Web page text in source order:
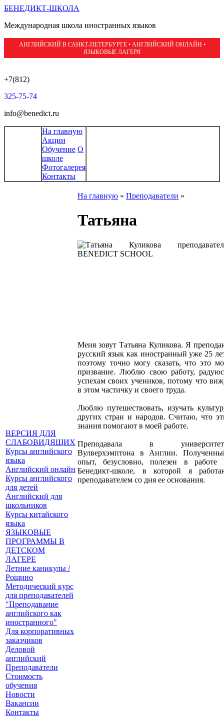
БЕНЕДИКТ-ШКОЛА
Международная школа иностранных языков
АНГЛИЙСКИЙ В САНКТ-ПЕТЕРБУРГЕ • АНГЛИЙСКИЙ ОНЛАЙН •
ЯЗЫКОВЫЕ ЛАГЕРЯ
+7(812)
325-75-74
info@benedict.ru
На главную
Акции
Обучение О
школе
Фотогалерея
Контакты
ВЕРСИЯ ДЛЯ
СЛАБОВИДЯЩИХ
Курсы английского
языка
Английский онлайн
Курсы английского
для детей
Английский для
школьников
Курсы китайского
языка
ЯЗЫКОВЫЕ
ПРОГРАММЫ В
ДЕТСКОМ
ЛАГЕРЕ
Летние каникулы /
Рощино
Методический курс
для преподавателей
"Преподавание
английского как
иностранного"
Для корпоративных
заказчиков
Деловой
английский
Преподаватели
Стоимость
обучения
Новости
Вакансии
Контакты
На главную » Преподаватели »
Татьяна
Меня зовут Татьяна Куликова. Я
русский язык как иностранный уже 25
поэтому точно могу сказать, что это
призвание. Люблю свою работу,
успехам своих учеников, потому что
в этом частичку и своего труда.
Люблю путешествовать, изучать
других стран и народов. Считаю, что
знания помогают в моей работе.
Преподавала в
Вулверхэмптона в Англии.
опыт, безусловно, полезен в работе
Бенедикт-школе, в которой я
преподавателем со дня ее основания.